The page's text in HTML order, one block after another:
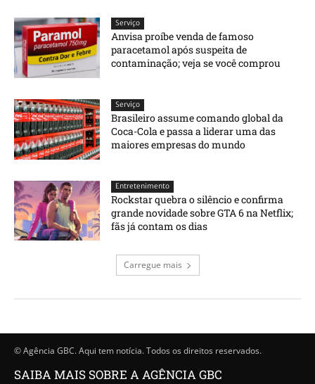
Serviço
Anvisa proíbe venda de famoso
paracetamol após suspeita de
contaminação; veja se você comprou
Serviço
Brasileiro assume comando global da
Coca-Cola e passa a liderar uma das
maiores empresas do mundo
Entretenimento
Rockstar quebra o silêncio e confirma
grande novidade sobre GTA 6 na Netflix;
fãs já contam os dias
Carregue mais
© Agência GBC. Aqui tem notícia. Todos os direitos reservados.
SAIBA MAIS SOBRE A AGÊNCIA GBC